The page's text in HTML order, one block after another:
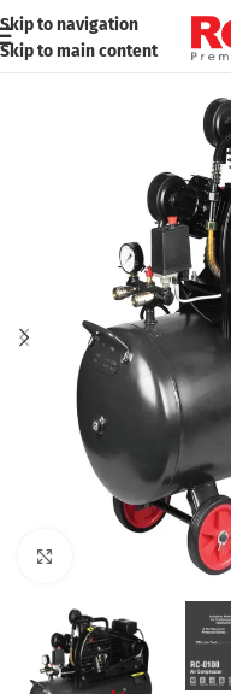
Skip to navigation
Skip to main content